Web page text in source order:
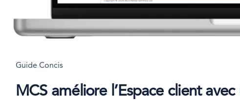
Guide Concis
MCS améliore l’Espace client